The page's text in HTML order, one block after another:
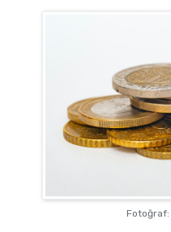
Fotoğraf: